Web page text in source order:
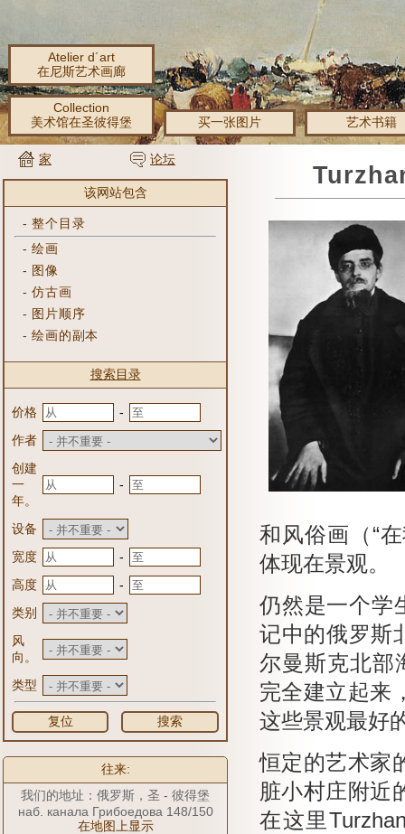
Atelier d´art
在尼斯艺术画廊
Collection
美术馆在圣彼得堡
买一张图片 艺术书籍
家 论坛
该网站包含
-整个目录
-绘画
- 图像
-仿古画
- 图片顺序
-绘画的副本
搜索目录
价格
-
作者
创建
一
年。
-
设备
宽度
-
高度
-
类别
风
向。
类型
复位 搜索
往来:
我们的地址：俄罗斯，圣 - 彼得堡
наб. канала Грибоедова 148/150
在地图上显示
和风俗画（“
体现在景观。
仍然是一个学
记中的俄罗斯
尔曼斯克北部
完全建立起来
这些景观最好
恒定的艺术家
脏小村庄附近
在这里